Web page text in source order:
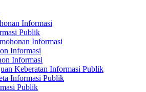
Informasi
Publik
Informasi
Informasi
Informasi
Keberatan Informasi Publik
Informasi Publik
Publik